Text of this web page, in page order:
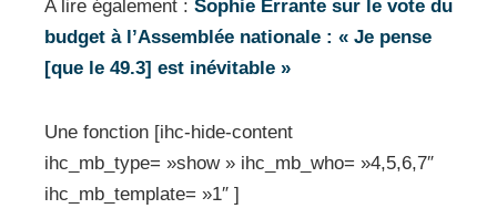
A lire également : Sophie Errante sur le vote du
budget à l’Assemblée nationale : « Je pense
[que le 49.3] est inévitable »
Une fonction [ihc-hide-content
ihc_mb_type= »show » ihc_mb_who= »4,5,6,7″
ihc_mb_template= »1″ ]